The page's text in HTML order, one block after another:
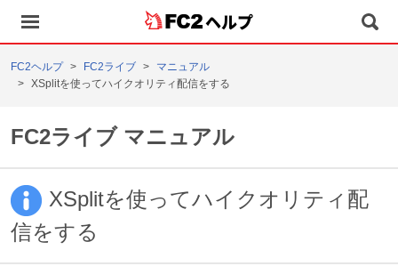
ヘルプ
FC2ヘルプ FC2ライブ
マニュアル
XSplitを使ってハイクオリティ配信をする
FC2ライブ マニュアル
XSplitを使ってハイクオリティ配
信をする